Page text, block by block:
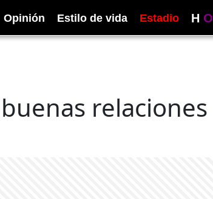
Opinión Estilo de vida Estadio H O
relaciones